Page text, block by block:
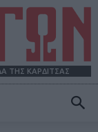
ΤΗΣ ΚΑΡΔΙΤΣΑΣ